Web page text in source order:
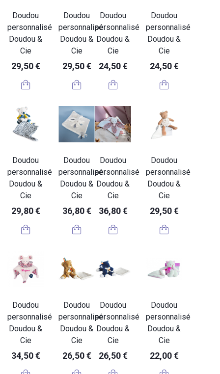
Doudou
personnalisé
Doudou &
Cie
29,50 €
Doudou
personnalisé
Doudou &
Cie
29,50 €
Doudou
personnalisé
Doudou &
Cie
24,50 €
Doudou
personnalisé
Doudou &
Cie
24,50 €
Doudou
personnalisé
Doudou &
Cie
29,80 €
Doudou
personnalisé
Doudou &
Cie
36,80 €
Doudou
personnalisé
Doudou &
Cie
36,80 €
Doudou
personnalisé
Doudou &
Cie
29,50 €
Doudou
personnalisé
Doudou &
Cie
34,50 €
Doudou
personnalisé
Doudou &
Cie
26,50 €
Doudou
personnalisé
Doudou &
Cie
26,50 €
Doudou
personnalisé
Doudou &
Cie
22,00 €